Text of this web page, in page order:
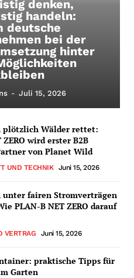
denken,
handeln:
deutsche
bei der
hinter
- Juli 15, 2026
plötzlich Wälder rettet:
ZERO wird erster B2B
von Planet Wild
UND TECHNIK Juni 15, 2026
unter fairen Stromverträgen
PLAN-B NET ZERO darauf
VERTRAG Juni 15, 2026
praktische Tipps für
Garten